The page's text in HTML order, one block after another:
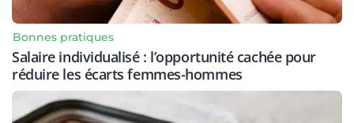
Bonnes pratiques
Salaire individualisé : l’opportunité cachée pour
réduire les écarts femmes-hommes